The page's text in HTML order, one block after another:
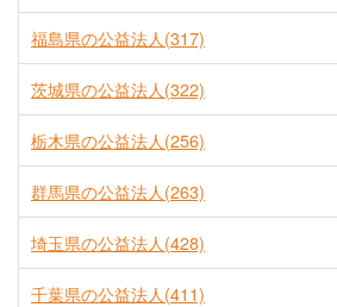
福島県の公益法人(317)
茨城県の公益法人(322)
栃木県の公益法人(256)
群馬県の公益法人(263)
埼玉県の公益法人(428)
千葉県の公益法人(411)